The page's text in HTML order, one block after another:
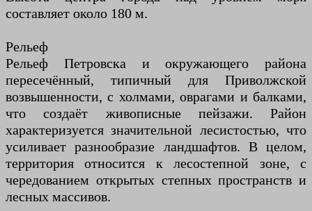
составляет около 180 м.
Рельеф
Рельеф Петровска и окружающего района
пересечённый, типичный для Приволжской
возвышенности, с холмами, оврагами и балками,
что создаёт живописные пейзажи. Район
характеризуется значительной лесистостью, что
усиливает разнообразие ландшафтов. В целом,
территория относится к лесостепной зоне, с
чередованием открытых степных пространств и
лесных массивов.